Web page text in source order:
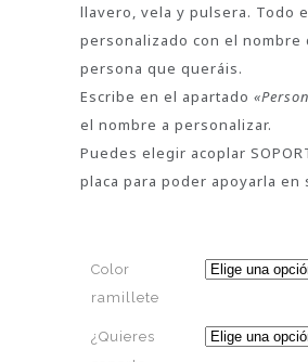
llavero, vela y pulsera. Todo
personalizado con el nombre
persona que queráis.
Escribe en el apartado
el nombre a personalizar.
Puedes elegir acoplar
placa para poder apoyarla en
Color
ramillete
¿Quieres